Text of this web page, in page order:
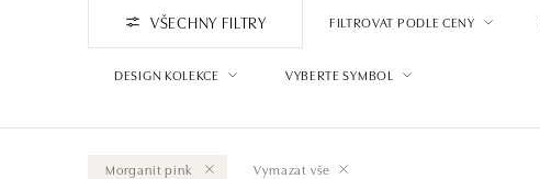
VŠECHNY FILTRY FILTROVAT PODLE CENY
DESIGN KOLEKCE VYBERTE SYMBOL
Morganit pink Vymazat vše